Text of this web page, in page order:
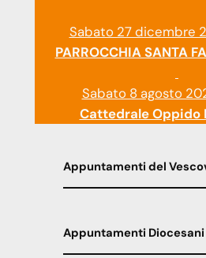
Sabato 27 dicembre
PARROCCHIA SANTA
Sabato 8 agosto
Cattedrale Oppido
Appuntamenti del
Appuntamenti Diocesani